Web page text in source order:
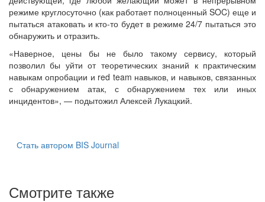
режиме круглосуточно (как работает полноценный SOC) еще и
пытаться атаковать и кто-то будет в режиме 24/7 пытаться это
обнаружить и отразить.
«Наверное, цены бы не было такому сервису, который
позволил бы уйти от теоретических знаний к практическим
навыкам опробации и red team навыков, и навыков, связанных
с обнаружением атак, с обнаружением тех или иных
инцидентов», — подытожил Алексей Лукацкий.
Стать автором BIS Journal
Смотрите также